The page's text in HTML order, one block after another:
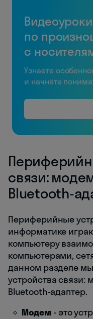
Видеоуроки
по
с
Узнаете
и начнёте
связи:
Bluetooth-
Периферийные
информатике
компьютеру
компьютерами,
данном разделе
устройства связи:
Bluetooth-адаптер.
Модем - это